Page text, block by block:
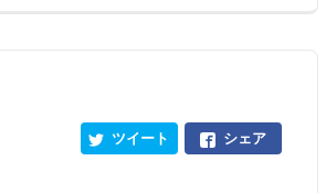
シェア
ツイート